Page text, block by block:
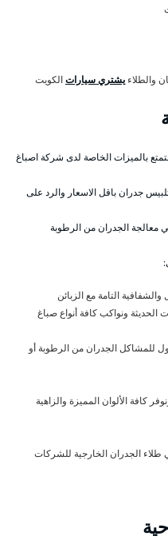
والطلاءيشتري سياراتالكويت
بالميزات الخاصة لدى شركة اصباغ
جدران باقل الاسعار والرد على
معالجة الجدران من الرطوبة
التامة مع الزبائن
الحديثة ونواكب كافة أنواع صباغ
للمشاكل الجدران من الرطوبة أو
كافة الألوان المميزة والزاهية
الجدران الخارجية للشركات